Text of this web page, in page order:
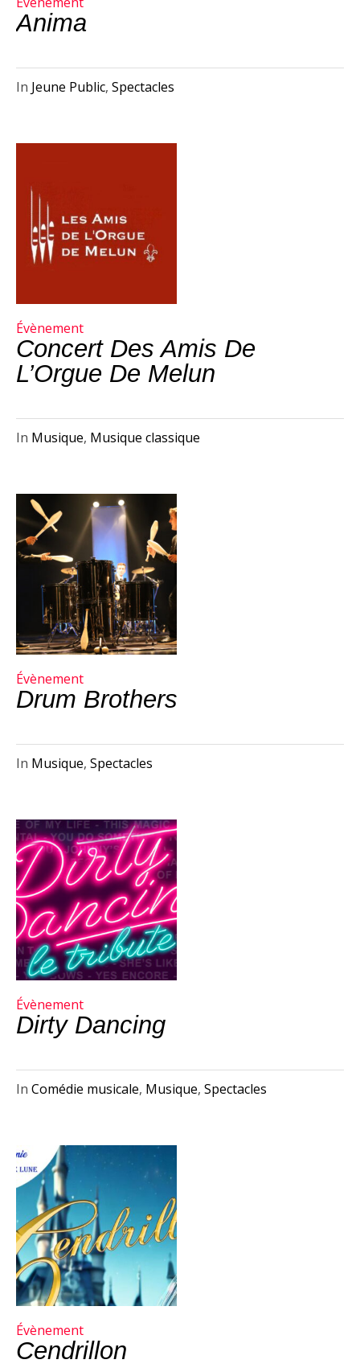
Anima
In Jeune Public, Spectacles
Évènement
Concert Des Amis De
L’Orgue De Melun
In Musique, Musique classique
Évènement
Drum Brothers
In Musique, Spectacles
Évènement
Dirty Dancing
In Comédie musicale, Musique, Spectacles
Évènement
Cendrillon